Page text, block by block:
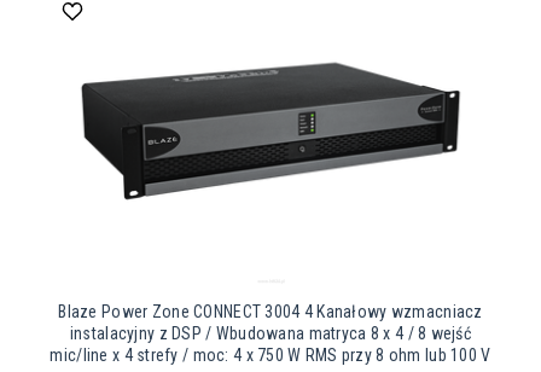
Blaze Power Zone CONNECT 3004 4 Kanałowy wzmacniacz
instalacyjny z DSP / Wbudowana matryca 8 x 4 / 8 wejść
mic/line x 4 strefy / moc: 4 x 750 W RMS przy 8 ohm lub 100 V